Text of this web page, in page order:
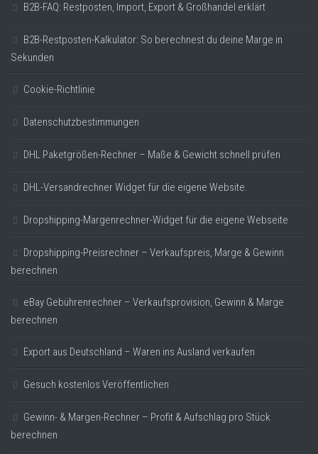
B2B-FAQ: Restposten, Import, Export & Großhandel erklärt
B2B-Restposten-Kalkulator: So berechnest du deine Marge in
Sekunden
Cookie-Richtlinie
Datenschutzbestimmungen
DHL Paketgrößen-Rechner – Maße & Gewicht schnell prüfen
DHL-Versandrechner Widget für die eigene Website.
Dropshipping-Margenrechner-Widget für die eigene Webseite
Dropshipping-Preisrechner – Verkaufspreis, Marge & Gewinn
berechnen
eBay Gebührenrechner – Verkaufsprovision, Gewinn & Marge
berechnen
Export aus Deutschland – Waren ins Ausland verkaufen
Gesuch kostenlos Veröffentlichen
Gewinn- & Margen-Rechner – Profit & Aufschlag pro Stück
berechnen